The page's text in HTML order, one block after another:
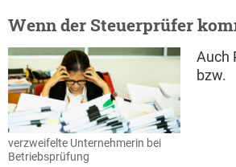
Wenn der Steuerprüfer
verzweifelte Unternehmerin bei
Betriebsprüfung
Auch
bzw.